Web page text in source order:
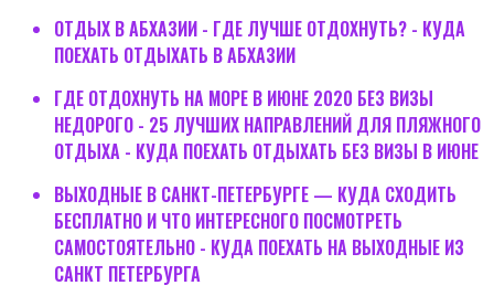
ОТДЫХ В АБХАЗИИ - ГДЕ ЛУЧШЕ ОТДОХНУТЬ? - КУДА
ПОЕХАТЬ ОТДЫХАТЬ В АБХАЗИИ
ГДЕ ОТДОХНУТЬ НА МОРЕ В ИЮНЕ 2020 БЕЗ ВИЗЫ
НЕДОРОГО - 25 ЛУЧШИХ НАПРАВЛЕНИЙ ДЛЯ ПЛЯЖНОГО
ОТДЫХА - КУДА ПОЕХАТЬ ОТДЫХАТЬ БЕЗ ВИЗЫ В ИЮНЕ
ВЫХОДНЫЕ В САНКТ-ПЕТЕРБУРГЕ — КУДА СХОДИТЬ
БЕСПЛАТНО И ЧТО ИНТЕРЕСНОГО ПОСМОТРЕТЬ
САМОСТОЯТЕЛЬНО - КУДА ПОЕХАТЬ НА ВЫХОДНЫЕ ИЗ
САНКТ ПЕТЕРБУРГА